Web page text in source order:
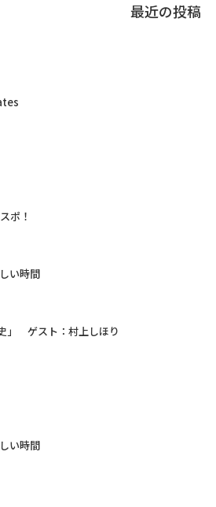
最近の投稿
ポ！
い時間
」 ゲスト：村上しほり
い時間